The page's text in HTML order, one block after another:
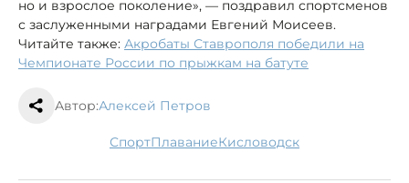
но и взрослое поколение», — поздравил спортсменов
с заслуженными наградами Евгений Моисеев.
Читайте также: Акробаты Ставрополя победили на
Чемпионате России по прыжкам на батуте
Автор:Алексей Петров
спорт плавание Кисловодск